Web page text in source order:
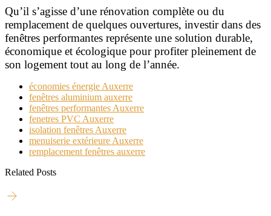
Qu’il s’agisse d’une rénovation complète ou du
remplacement de quelques ouvertures, investir dans des
fenêtres performantes représente une solution durable,
économique et écologique pour profiter pleinement de
son logement tout au long de l’année.
économies énergie Auxerre
fenêtres aluminium auxerre
fenêtres performantes Auxerre
fenetres PVC Auxerre
isolation fenêtres Auxerre
menuiserie extérieure Auxerre
remplacement fenêtres auxerre
Related Posts